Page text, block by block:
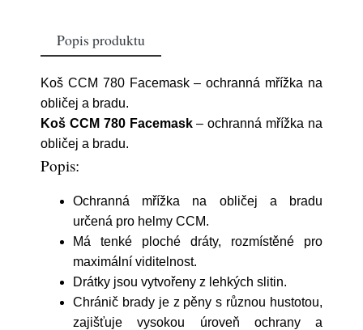
Popis produktu
Koš CCM 780 Facemask – ochranná mřížka na
obličej a bradu.
Koš CCM 780 Facemask– ochranná mřížka na
obličej a bradu.
Popis:
Ochranná mřížka na obličej a bradu
určená pro helmy CCM.
Má tenké ploché dráty, rozmístěné pro
maximální viditelnost.
Drátky jsou vytvořeny z lehkých slitin.
Chránič brady je z pěny s různou hustotou,
zajišťuje vysokou úroveň ochrany a